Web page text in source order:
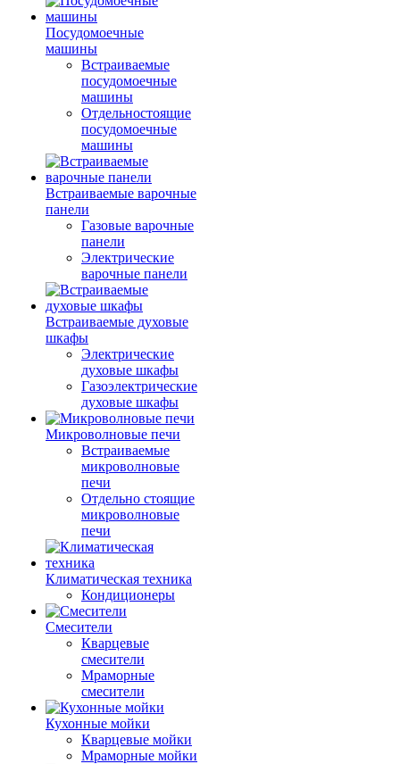
Посудомоечные
машины
Встраиваемые
посудомоечные
машины
Отдельностоящие
посудомоечные
машины
Встраиваемые варочные
панели
Газовые варочные
панели
Электрические
варочные панели
Встраиваемые духовые
шкафы
Электрические
духовые шкафы
Газоэлектрические
духовые шкафы
Микроволновые печи
Встраиваемые
микроволновые
печи
Отдельно стоящие
микроволновые
печи
Климатическая техника
Кондиционеры
Смесители
Кварцевые
смесители
Мраморные
смесители
Кухонные мойки
Кварцевые мойки
Мраморные мойки